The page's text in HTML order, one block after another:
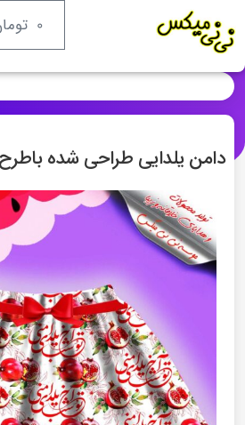
۰
دامن یلدایی طراحی شده باطرح